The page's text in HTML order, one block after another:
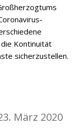
Kontinuität
sicherzustellen.
März 2020